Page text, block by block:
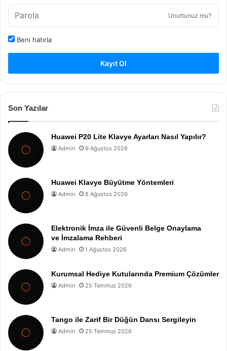
Unuttunuz mu?
Beni hatırla
Kayıt Ol
Son Yazılar
Huawei P20 Lite Klavye Ayarları Nasıl Yapılır?
Admin 9 Ağustos 2026
Huawei Klavye Büyütme Yöntemleri
Admin 8 Ağustos 2026
Elektronik İmza ile Güvenli Belge Onaylama
ve İmzalama Rehberi
Admin 1 Ağustos 2026
Kurumsal Hediye Kutularında Premium Çözümler
Admin 25 Temmuz 2026
Tango ile Zarif Bir Düğün Dansı Sergileyin
Admin 25 Temmuz 2026